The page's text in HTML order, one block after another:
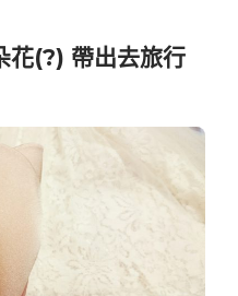
花(?) 帶出去旅行